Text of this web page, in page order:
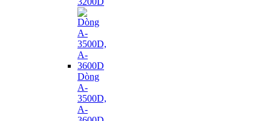
Dòng
A-
3500D,
A-